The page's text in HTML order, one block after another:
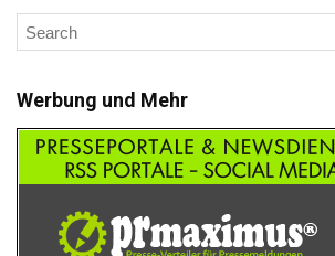
Werbung und Mehr